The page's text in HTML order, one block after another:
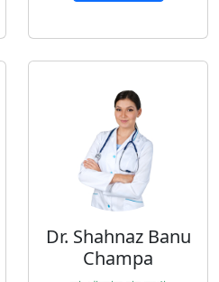
Dr. Shahnaz Banu
Champa